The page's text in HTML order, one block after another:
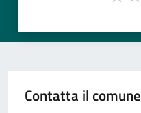
Contatta il comune